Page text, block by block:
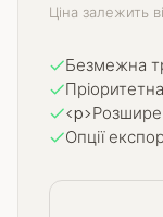
Ціна залежить
Безмежна
Опції